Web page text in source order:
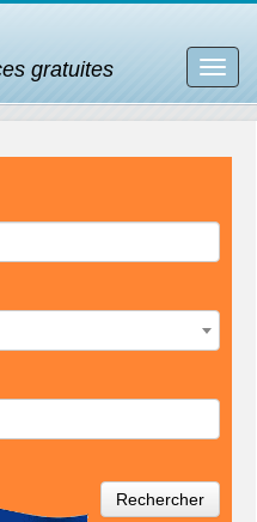
gratuites
la
Rechercher